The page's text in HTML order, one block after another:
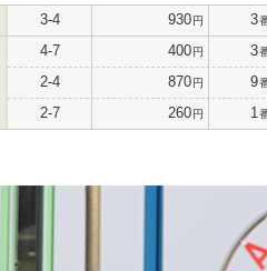
3-4 930円 3
4-7 400円 3
2-4 870円 9
2-7 260円 1